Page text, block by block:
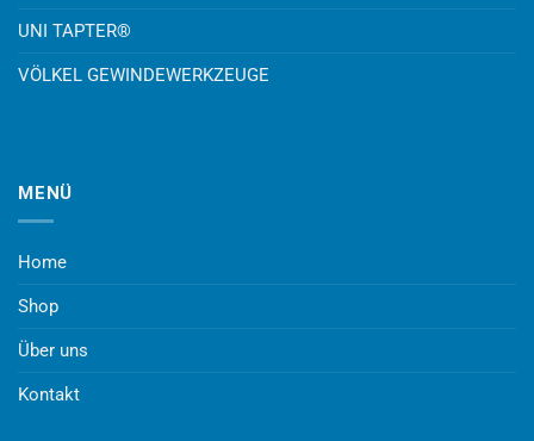
UNI TAPTER®
VÖLKEL GEWINDEWERKZEUGE
MENÜ
Home
Shop
Über uns
Kontakt